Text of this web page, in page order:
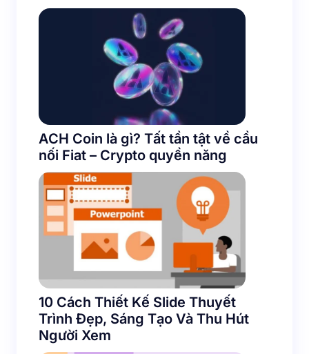
Submit Comment
ACH Coin là gì? Tất tần tật về cầu
nối Fiat – Crypto quyền năng
10 Cách Thiết Kế Slide Thuyết
Trình Đẹp, Sáng Tạo Và Thu Hút
Người Xem